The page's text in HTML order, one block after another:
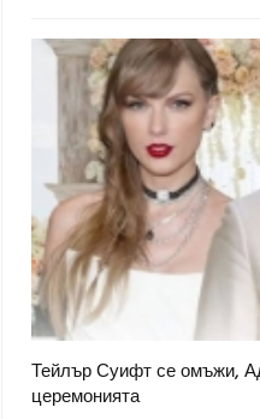
Тейлър Суифт се омъжи,
церемонията